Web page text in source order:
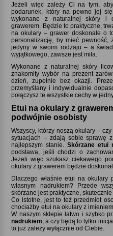
Jeżeli więc zależy Ci na tym,
podarunek, który na pewno jej
wykonane z naturalnej skóry i
grawerem. Będzie to praktyczne,
na okulary – grawer doskonale o
personalizację, by mieć pewność,
jedyny w swoim rodzaju – a
wyjątkowego, zawsze jest miła.
Wykonane z naturalnej skóry
znakomity wybór na prezent
dzień, zupełnie bez okazji.
przemyślany i indywidualnie
połączysz te wszystkie cechy w
Etui na okulary z
podwójnie osobisty
Wszyscy, którzy noszą okulary –
sytuacjach – zdają sobie sprawę
najlepszym stanie.Skórzane etui
podstawa, jeśli chodzi o
Jeżeli więc szukasz ciekawego
okulary z grawerem będzie
Dlaczego właśnie etui na
własnym nadrukiem? Przede
skórzane jest praktyczne,
Co istotne, jest to też przedmiot
chociażby etui na okulary z
W naszym sklepie łatwo i szybko
nadrukiem , a czy będą to tylko
to już zależy wyłącznie od Ciebie.